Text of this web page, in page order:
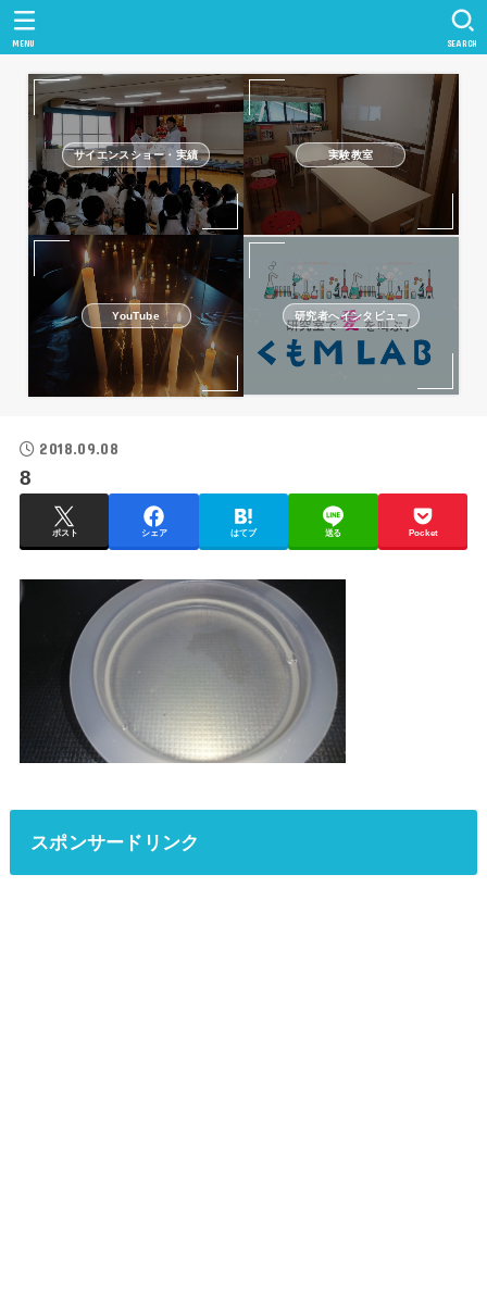
SEARCH
MENU
サイエンスショー・実績 実験教室
YouTube 研究者へインタビュー
2018.09.08
8
ポスト シェア はてブ 送る Pocket
スポンサードリンク